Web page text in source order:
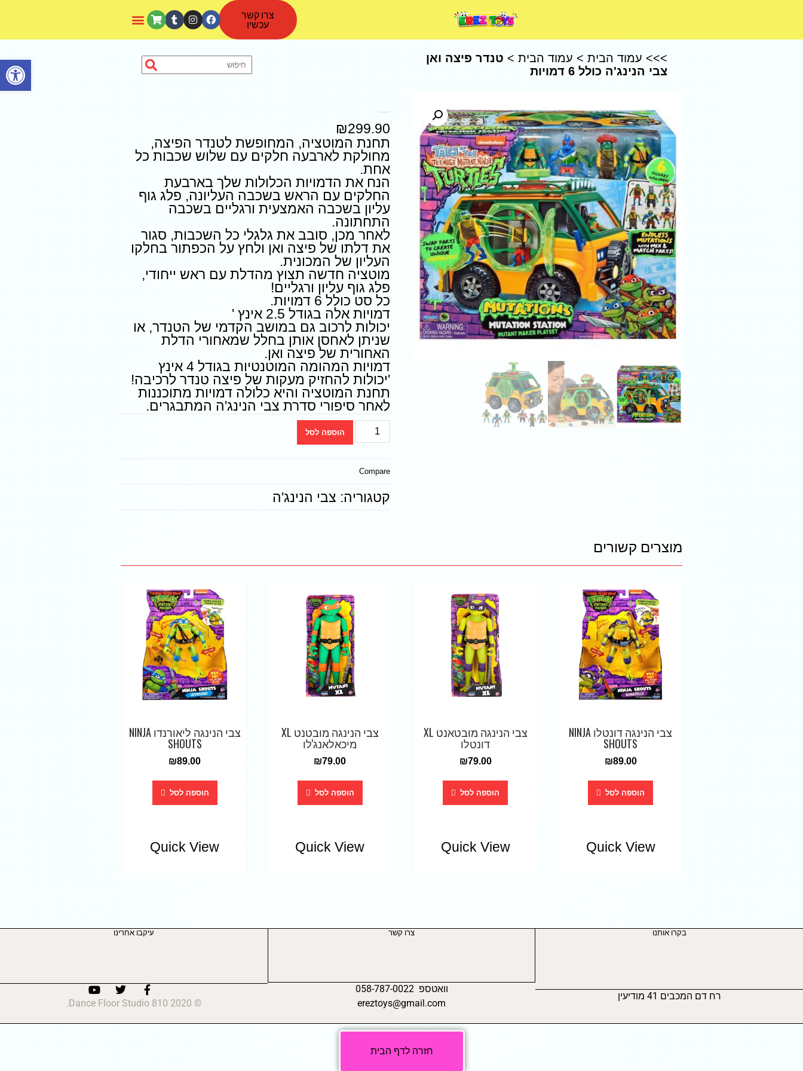
פתח סרגל נגישות
צרו קשר
עכשיו
>>> עמוד הבית > עמוד הבית > טנדר פיצה ואן
צבי הנינג'ה כולל 6 דמויות
₪299.90
תחנת המוטציה, המחופשת לטנדר הפיצה,
מחולקת לארבעה חלקים עם שלוש שכבות כל
אחת.
הנח את הדמויות הכלולות שלך בארבעת
החלקים עם הראש בשכבה העליונה, פלג גוף
עליון בשכבה האמצעית ורגליים בשכבה
התחתונה.
לאחר מכן, סובב את גלגלי כל השכבות, סגור
את דלתו של פיצה ואן ולחץ על הכפתור בחלקו
העליון של המכונית.
מוטציה חדשה תצוץ מהדלת עם ראש ייחודי,
פלג גוף עליון ורגליים!
כל סט כולל 6 דמויות.
דמויות אלה בגודל 2.5 אינץ '
יכולות לרכוב גם במושב הקדמי של הטנדר, או
שניתן לאחסן אותן בחלל שמאחורי הדלת
האחורית של פיצה ואן.
דמויות המהומה המוטנטיות בגודל 4 אינץ
'יכולות להחזיק מעקות של פיצה טנדר לרכיבה!
תחנת המוטציה והיא כלולה דמויות מתוכננות
לאחר סיפורי סדרת צבי הנינג'ה המתבגרים.
הוספה לסל
Compare
קטגוריה: צבי הנינג'ה
מוצרים קשורים
צבי הנינגה דונטלו NINJA
SHOUTS
₪89.00
הוספה לסל
Quick View
צבי הנינגה מובטאנט XL
דונטלו
₪79.00
הוספה לסל
Quick View
צבי הנינגה מובטנט XL
מיכאלאנג'לו
₪79.00
הוספה לסל
Quick View
צבי הנינגה ליאורנדו NINJA
SHOUTS
₪89.00
הוספה לסל
Quick View
בקרו אותנו
רח דם המכבים 41 מודיעין
צרו קשר
וואטספ 058-787-0022
ereztoys@gmail.com
עיקבו אחרינו
© 2020 810 Dance Floor Studio.
חזרה לדף הבית